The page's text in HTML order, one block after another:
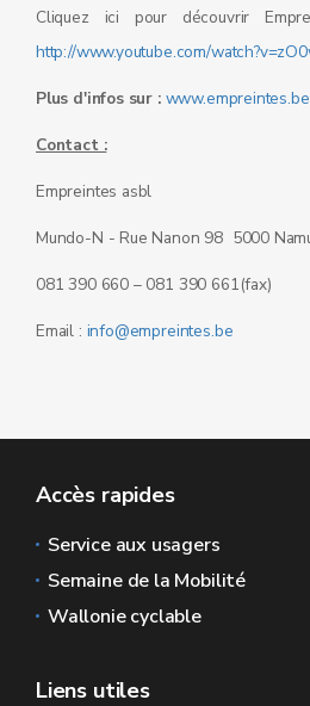
Cliquez ici pour découvrir
http://www.youtube.com/
Plus d'infos sur : www.empreintes.be
Contact :
Empreintes asbl
Mundo-N - Rue Nanon 98 5000
081 390 660 – 081 390 661(fax)
Email : info@empreintes.be
Accès rapides
Service aux usagers
Semaine de la Mobilité
Wallonie cyclable
Liens utiles